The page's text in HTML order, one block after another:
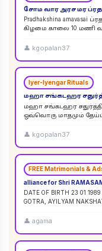
சோம வார அரச மர
Pradhakshina amavasai ப்ரதக்ஷிண அமாவாசை 02-09-2024 திங்கட்
கிழமை காலை 10 மணி
👤 kgopalan37
Iyer-Iyengar Rituals
மஹா சங்கடஹர
மஹா சங்கடஹர சதுர்த்தி. 22-08-2024.
ஒவ்வொரு மாதமும்
👤 kgopalan37
FREE Matrimonials &
alliance for Shri
DATE OF BIRTH 23 01
GOTRA, AYILYAM
👤 agama